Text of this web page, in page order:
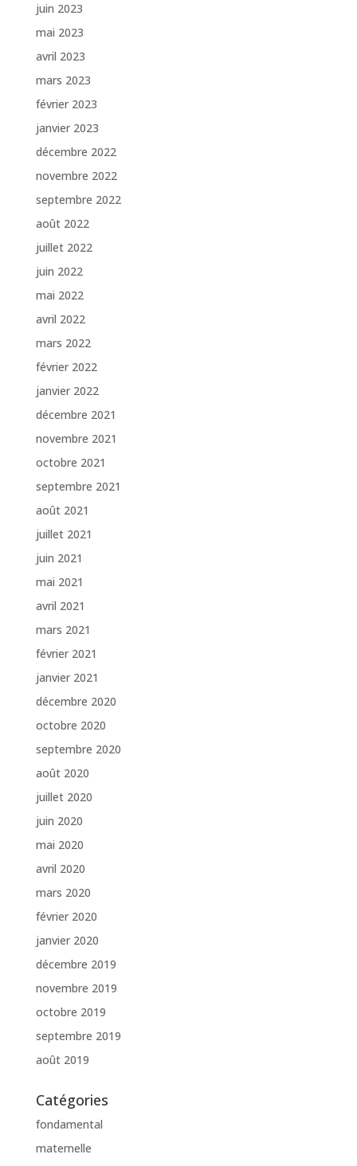
juin 2023
mai 2023
avril 2023
mars 2023
février 2023
janvier 2023
décembre 2022
novembre 2022
septembre 2022
août 2022
juillet 2022
juin 2022
mai 2022
avril 2022
mars 2022
février 2022
janvier 2022
décembre 2021
novembre 2021
octobre 2021
septembre 2021
août 2021
juillet 2021
juin 2021
mai 2021
avril 2021
mars 2021
février 2021
janvier 2021
décembre 2020
octobre 2020
septembre 2020
août 2020
juillet 2020
juin 2020
mai 2020
avril 2020
mars 2020
février 2020
janvier 2020
décembre 2019
novembre 2019
octobre 2019
septembre 2019
août 2019
Catégories
fondamental
maternelle